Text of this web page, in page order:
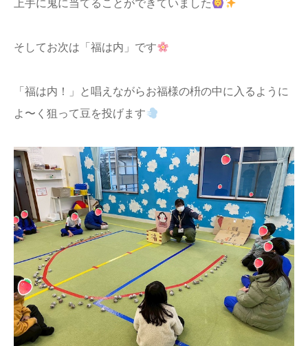
上手に鬼に当てることができていました
そしてお次は「福は内」です
「福は内！」と唱えながらお福様の枡の中に入るように
よ〜く狙って豆を投げます